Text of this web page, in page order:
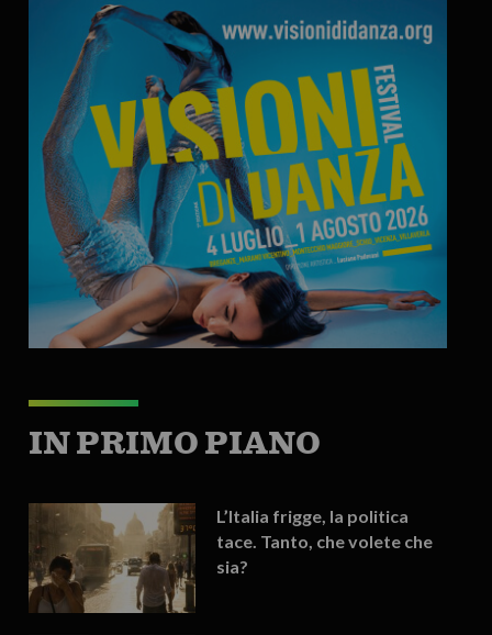
IN PRIMO PIANO
L’Italia frigge, la politica
tace. Tanto, che volete che
sia?